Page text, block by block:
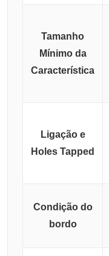
Tamanho
Mínimo da
Característica
Ligação e
Holes Tapped
Condição do
bordo